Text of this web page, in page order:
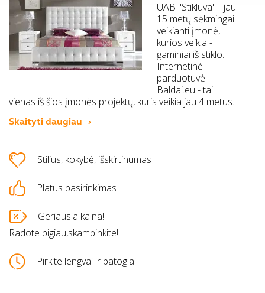
UAB "Stikluva" - jau
15 metų sėkmingai
veikianti įmonė,
kurios veikla -
gaminiai iš stiklo.
Internetinė
parduotuvė
Baldai.eu - tai
vienas iš šios įmonės projektų, kuris veikia jau 4 metus.
Skaityti daugiau
Stilius, kokybė, išskirtinumas
Platus pasirinkimas
Geriausia kaina!
Radote pigiau,skambinkite!
Pirkite lengvai ir patogiai!